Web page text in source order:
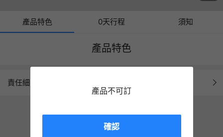
產品特色 0天行程 須知
產品特色
責任細則
產品不可訂
確認